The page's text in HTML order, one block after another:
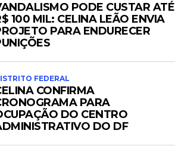
PODE CUSTAR ATÉ
100 MIL: CELINA LEÃO ENVIA
PARA ENDURECER
FEDERAL
CONFIRMA
PARA
DO CENTRO
DO DF